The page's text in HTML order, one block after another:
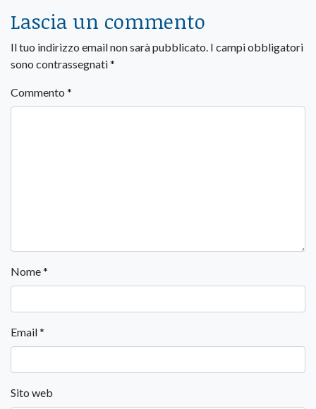
Lascia un commento
Il tuo indirizzo email non sarà pubblicato. I campi obbligatori
sono contrassegnati*
Commento *
Nome*
Email*
Sito web